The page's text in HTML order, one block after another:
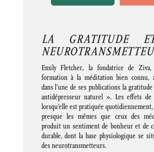
LA GRATITUDE
Emily Fletcher, la fondatrice de
formation à la méditation bien connu,
dans l’une de ses publications la
antidépresseur naturel ». Les effets
lorsqu’elle est pratiquée
presque les mêmes que ceux des
produit un sentiment de bonheur et de
durable, dont la base physiologique se
des neurotransmetteurs.